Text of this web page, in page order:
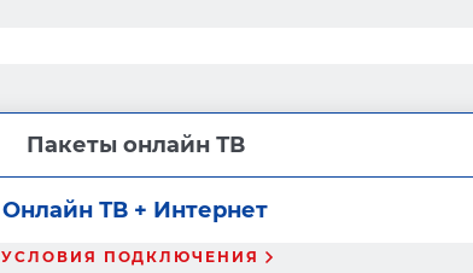
Пакеты онлайн ТВ
Онлайн ТВ + Интернет
УСЛОВИЯ ПОДКЛЮЧЕНИЯ